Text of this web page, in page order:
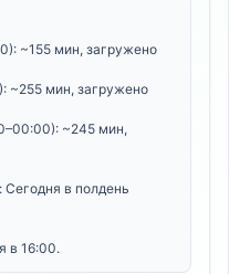
~155 мин, загружено
~255 мин, загружено
~245 мин,
в полдень
в 16:00.